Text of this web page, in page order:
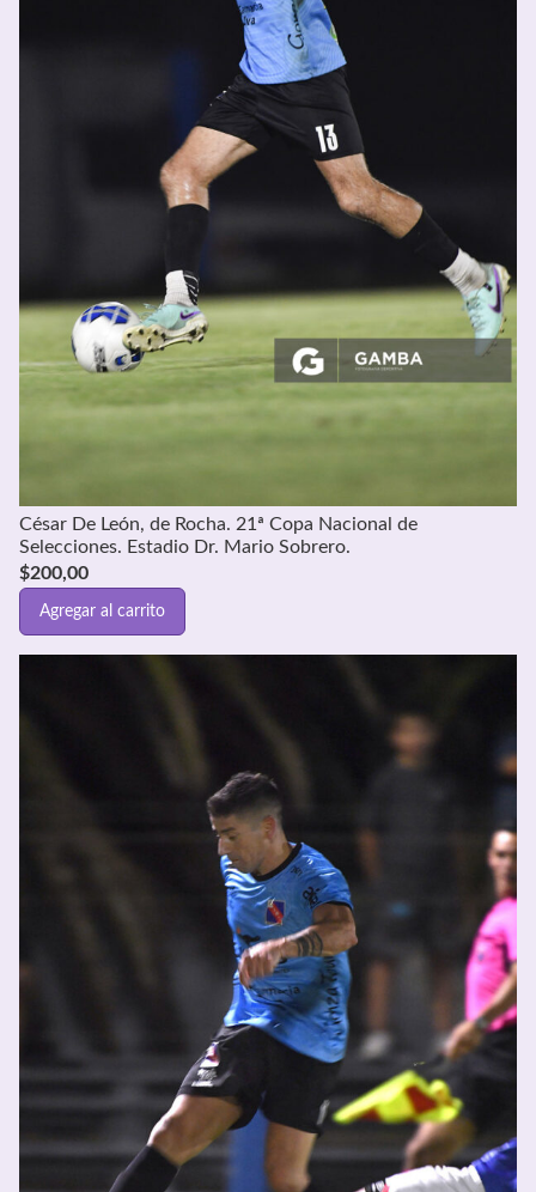
César De León, de Rocha. 21ª Copa Nacional de
Selecciones. Estadio Dr. Mario Sobrero.
$200,00
Agregar al carrito